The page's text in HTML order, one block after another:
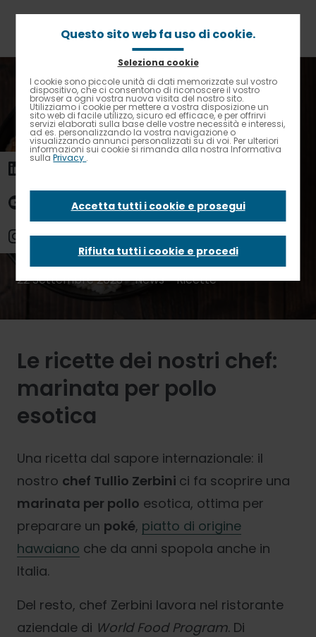
Contrasto elevato
Briciole
pane
Home
News
Le ricette dei nostri chef: marinata per pollo esotica
Le ricette dei nostri
chef: marinata per
pollo esotica
22 Settembre 2023 - News -Ricette
Le ricette dei nostri chef:
marinata per pollo
esotica
Una ricetta dal sapore internazionale: il
nostro chef Tullio Zerbini ci fa scoprire una
marinata per pollo esotica, ottima per
preparare un poké, piatto di origine
hawaiano che da anni spopola anche in
Italia.
Del resto, chef Zerbini lavora nel ristorante
aziendale di World Food Program. Di
Questo sito web fa uso di cookie.
Seleziona cookie
I cookie sono piccole unità di dati memorizzate sul vostro
dispositivo, che ci consentono di riconoscere il vostro
browser a ogni vostra nuova visita del nostro sito.
Utilizziamo i cookie per mettere a vostra disposizione un
sito web di facile utilizzo, sicuro ed efficace, e per offrirvi
servizi elaborati sulla base delle vostre necessità e interessi,
ad es. personalizzando la vostra navigazione o
visualizzando annunci personalizzati su di voi. Per ulteriori
informazioni sui cookie si rimanda alla nostra Informativa
sullaPrivacy .
Accetta tutti i cookie e prosegui
Rifiuta tutti i cookie e procedi